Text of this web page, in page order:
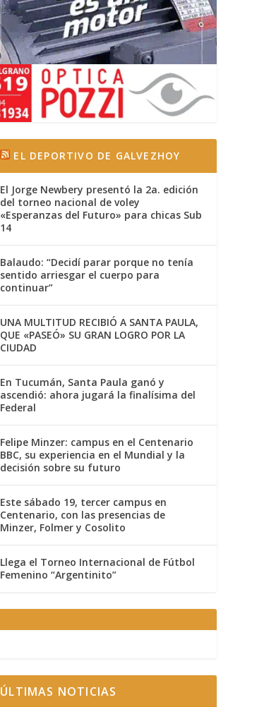
EL DEPORTIVO DE GALVEZHOY
El Jorge Newbery presentó la 2a. edición
del torneo nacional de voley
«Esperanzas del Futuro» para chicas Sub
14
Balaudo: “Decidí parar porque no tenía
sentido arriesgar el cuerpo para
continuar”
UNA MULTITUD RECIBIÓ A SANTA PAULA,
QUE «PASEÓ» SU GRAN LOGRO POR LA
CIUDAD
En Tucumán, Santa Paula ganó y
ascendió: ahora jugará la finalísima del
Federal
Felipe Minzer: campus en el Centenario
BBC, su experiencia en el Mundial y la
decisión sobre su futuro
Este sábado 19, tercer campus en
Centenario, con las presencias de
Minzer, Folmer y Cosolito
Llega el Torneo Internacional de Fútbol
Femenino “Argentinito”
ÚLTIMAS NOTICIAS